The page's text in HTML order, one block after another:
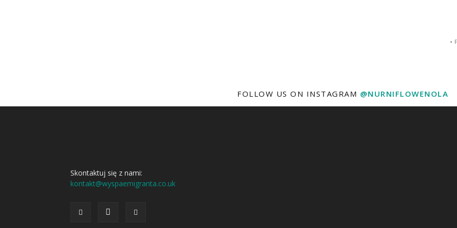
-
FOLLOW US ON INSTAGRAM @NURNIFLOWENOLA
Skontaktuj się z nami:
kontakt@wyspaemigranta.co.uk